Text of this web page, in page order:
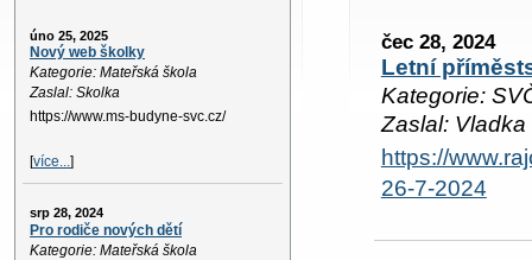
úno 25, 2025
Nový web školky
Kategorie: Mateřská škola
Zaslal: Skolka
https://www.ms-budyne-svc.cz/
[více...]
srp 28, 2024
Pro rodiče nových dětí
Kategorie: Mateřská škola
čec 28, 2024
Letní
Kategorie:
Zaslal: Vladka
https://
26-7-2024